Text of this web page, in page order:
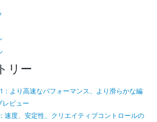
リー
：より高速なパフォーマンス、より滑らかな編
レビュー
速度、安定性、クリエイティブコントロールの